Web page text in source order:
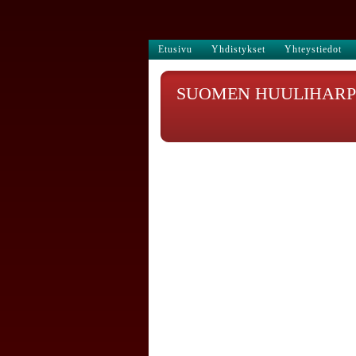
Etusivu Yhdistykset Yhteystiedot
SUOMEN